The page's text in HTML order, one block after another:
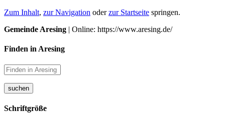
Zum Inhalt, zur Navigation oderzur Startseite springen.
Gemeinde Aresing | Online: https://www.aresing.de/
Finden in Aresing
suchen
Schriftgröße